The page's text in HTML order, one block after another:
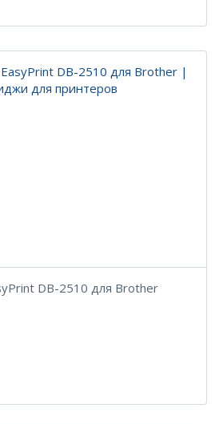
DB-2510 для Brother